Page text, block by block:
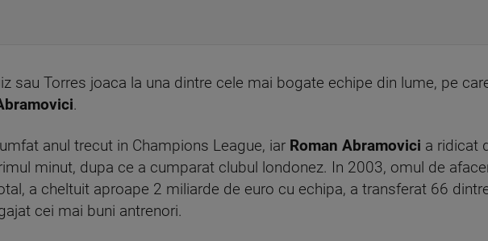
sau Torres joaca la una dintre cele mai bogate echipe din lume, pe
.
anul trecut in Champions League, iar Roman Abramovici a ridicat
minut, dupa ce a cumparat clubul londonez. In 2003, omul de
a cheltuit aproape 2 miliarde de euro cu echipa, a transferat 66
cei mai buni antrenori.